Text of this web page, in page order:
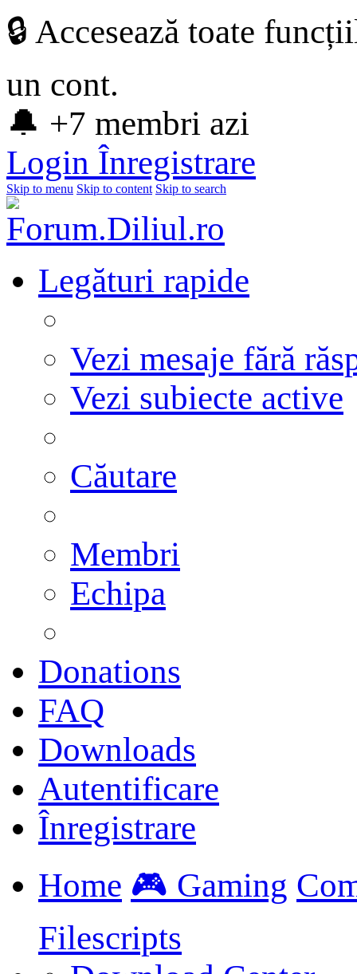
🔒 Accesează toate
un cont.
🔔 +7 membri azi
Login Înregistrare
Skip to menu Skip to content Skip to search
Legături rapide
Vezi mesaje fără
Vezi subiecte active
Căutare
Membri
Echipa
Donations
FAQ
Downloads
Autentificare
Înregistrare
Home 🎮 Gaming
Filescripts